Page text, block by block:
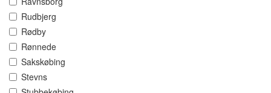
Rudbjerg
Rødby
Rønnede
Sakskøbing
Stevns